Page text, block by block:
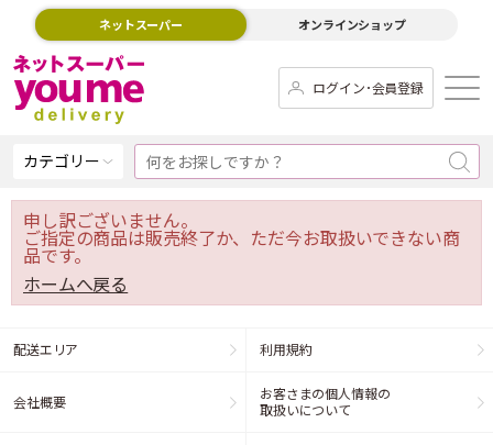
ネットスーパー オンラインショップ
ログイン･会員登録
カテゴリー
申し訳ございません。
ご指定の商品は販売終了か、ただ今お取扱いできない商
品です。
ホームへ戻る
配送エリア 利用規約
会社概要
お客さまの個人情報の
取扱いについて